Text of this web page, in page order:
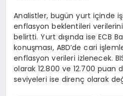
Analistler, bugün yurt içinde
enflasyon beklentileri
belirtti. Yurt dışında ise ECB
konuşması, ABD’de cari
enflasyon verileri izlenecek.
olarak 12.800 ve 12.700 puan
seviyeleri ise direnç olarak